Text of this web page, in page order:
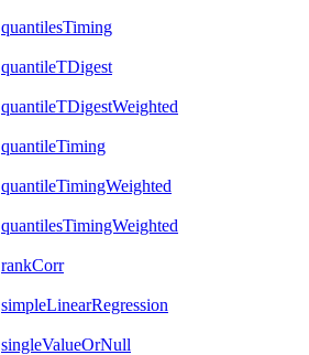
quantilesTiming
quantileTDigest
quantileTDigestWeighted
quantileTiming
quantileTimingWeighted
quantilesTimingWeighted
rankCorr
simpleLinearRegression
singleValueOrNull